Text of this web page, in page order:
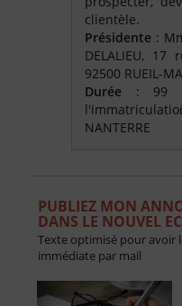
clientèle.
Présidente :
DELALIEU,
92500 RUEIL-
Durée : 99
NANTERRE
PUBLIEZ MON
DANS LE NOUVEL
Texte optimisé pour avoir
immédiate par mail